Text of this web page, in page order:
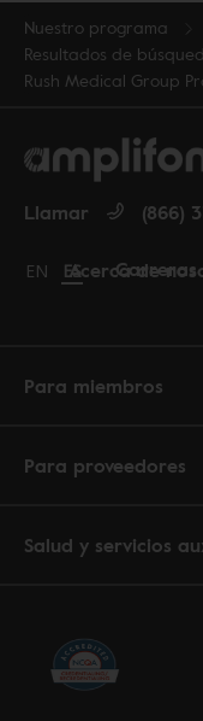
Nuestro programa
Resultados de
Rush Medical Group
Acerca de
Carreras
Llamar (866)
Change language to
EN Cambiar idioma a
ES
Para miembros
Para proveedores
Salud y servicios